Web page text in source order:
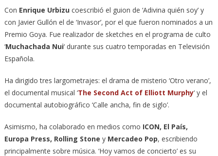
Con Enrique Urbizucoescribió el guion de ‘Adivina quién soy’ y
con Javier Gullón el de ‘Invasor’, por el que fueron nominados a un
Premio Goya. Fue realizador de sketches en el programa de culto
‘Muchachada Nui‘ durante sus cuatro temporadas en Televisión
Española.
Ha dirigido tres largometrajes: el drama de misterio ‘Otro verano’,
el documental musical ‘The Second Act of Elliott Murphy‘ y el
documental autobiográfico ‘Calle ancha, fin de siglo’.
Asimismo, ha colaborado en medios como ICON, El País,
Europa Press, Rolling Stone y Mercadeo Pop, escribiendo
principalmente sobre música. ‘Hoy vamos de concierto’ es su